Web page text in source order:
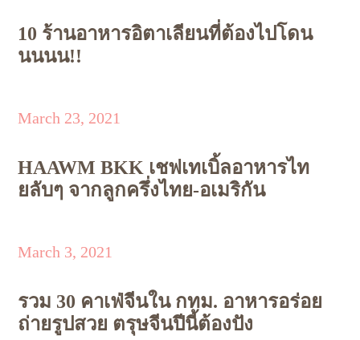
10 ร้านอาหารอิตาเลียนที่ต้องไปโดน
นนนน!!
March 23, 2021
HAAWM BKK เชฟเทเบิ้ลอาหารไท
ยลับๆ จากลูกครึ่งไทย-อเมริกัน
March 3, 2021
รวม 30 คาเฟ่จีนใน กทม. อาหารอร่อย
ถ่ายรูปสวย ตรุษจีนปีนี้ต้องปัง